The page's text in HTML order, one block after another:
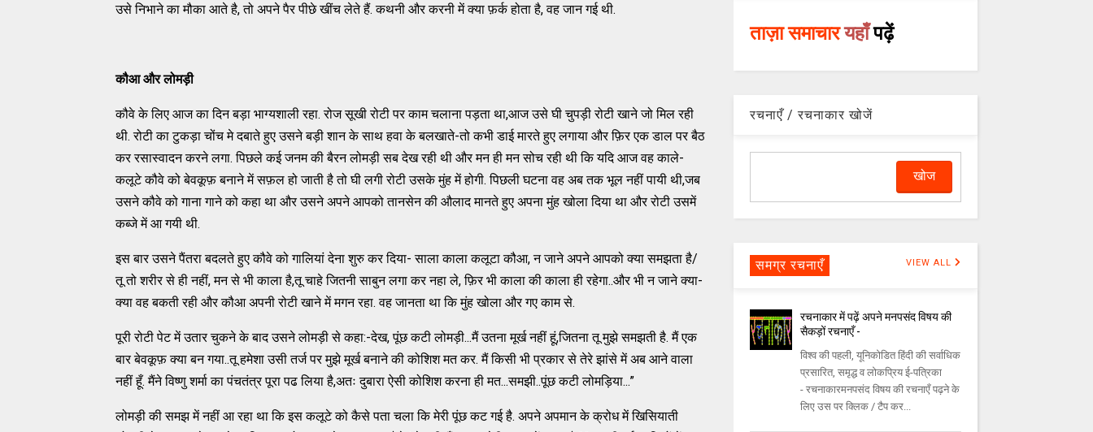
उसे निभाने का मौका आते है, तो अपने पैर पीछे खींच लेते हैं. कथनी और करनी में क्या फ़र्क होता है, वह जान गई थी.
कौआ और लोमड़ी
कौवे के लिए आज का दिन बड़ा भाग्यशाली रहा. रोज सूखी रोटी पर काम चलाना पड़ता था,आज उसे घी चुपड़ी रोटी खाने जो मिल रही
थी. रोटी का टुकड़ा चोंच मे दबाते हुए उसने बड़ी शान के साथ हवा के बलखाते-तो कभी डाई मारते हुए लगाया और फ़िर एक डाल पर बैठ
कर रसास्वादन करने लगा. पिछले कई जनम की बैरन लोमड़ी सब देख रही थी और मन ही मन सोच रही थी कि यदि आज वह काले-
कलूटे कौवे को बेवकूफ़ बनाने में सफ़ल हो जाती है तो घी लगी रोटी उसके मुंह में होगी. पिछली घटना वह अब तक भूल नहीं पायी थी,जब
उसने कौवे को गाना गाने को कहा था और उसने अपने आपको तानसेन की औलाद मानते हुए अपना मुंह खोला दिया था और रोटी उसमें
कब्जे में आ गयी थी.
इस बार उसने पैंतरा बदलते हुए कौवे को गालियां देना शुरु कर दिया- साला काला कलूटा कौआ, न जाने अपने आपको क्या समझता है/
तू तो शरीर से ही नहीं, मन से भी काला है,तू चाहे जितनी साबुन लगा कर नहा ले, फ़िर भी काला की काला ही रहेगा..और भी न जाने क्या-
क्या वह बकती रही और कौआ अपनी रोटी खाने में मगन रहा. वह जानता था कि मुंह खोला और गए काम से.
पूरी रोटी पेट में उतार चुकने के बाद उसने लोमड़ी से कहा:-देख, पूंछ कटी लोमड़ी...मैं उतना मूर्ख नहीं हूं,जितना तू मुझे समझती है. मैं एक
बार बेवकूफ़ क्या बन गया..तू हमेशा उसी तर्ज पर मुझे मूर्ख बनाने की कोशिश मत कर. मैं किसी भी प्रकार से तेरे झांसे में अब आने वाला
नहीं हूँ. मैंने विष्णु शर्मा का पंचतंत्र पूरा पढ लिया है,अतः दुबारा ऐसी कोशिश करना ही मत...समझी..पूंछ कटी लोमड़िया...”
लोमड़ी की समझ में नहीं आ रहा था कि इस कलूटे को कैसे पता चला कि मेरी पूंछ कट गई है. अपने अपमान के क्रोध में खिसियाती
ताज़ा समाचारयहाँपढ़ें
रचनाएँ / रचनाकार खोजें
समग्र रचनाएँ VIEW ALL
रचनाकार में पढ़ें अपने मनपसंद विषय की
सैकड़ों रचनाएँ -
विश्व की पहली, यूनिकोडित हिंदी की सर्वाधिक
प्रसारित, समृद्ध व लोकप्रिय ई-पत्रिका
- रचनाकारमनपसंद विषय की रचनाएँ पढ़ने के
लिए उस पर क्लिक / टैप कर...